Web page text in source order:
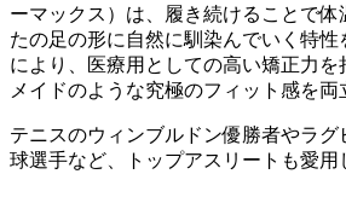
ーマックス）は、履き続けることで
たの足の形に自然に馴染んでいく特
により、医療用としての高い矯正力
メイドのような究極のフィット感を両
テニスのウィンブルドン優勝者やラ
球選手など、トップアスリートも愛用